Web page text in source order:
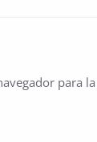
para